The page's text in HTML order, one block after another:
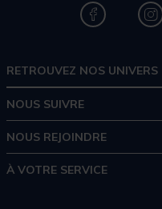
RETROUVEZ NOS UNIVERS
NOUS SUIVRE
NOUS REJOINDRE
À VOTRE SERVICE